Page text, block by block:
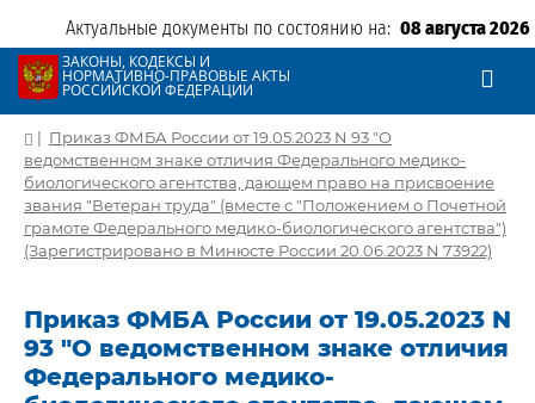
Актуальные документы по состоянию на: 08 августа 2026
ЗАКОНЫ, КОДЕКСЫ И
НОРМАТИВНО-ПРАВОВЫЕ АКТЫ
РОССИЙСКОЙ ФЕДЕРАЦИИ
| Приказ ФМБА России от 19.05.2023 N 93 "О
ведомственном знаке отличия Федерального медико-
биологического агентства, дающем право на присвоение
звания "Ветеран труда" (вместе с "Положением о Почетной
грамоте Федерального медико-биологического агентства")
(Зарегистрировано в Минюсте России 20.06.2023 N 73922)
Приказ ФМБА России от 19.05.2023 N
93 "О ведомственном знаке отличия
Федерального медико-